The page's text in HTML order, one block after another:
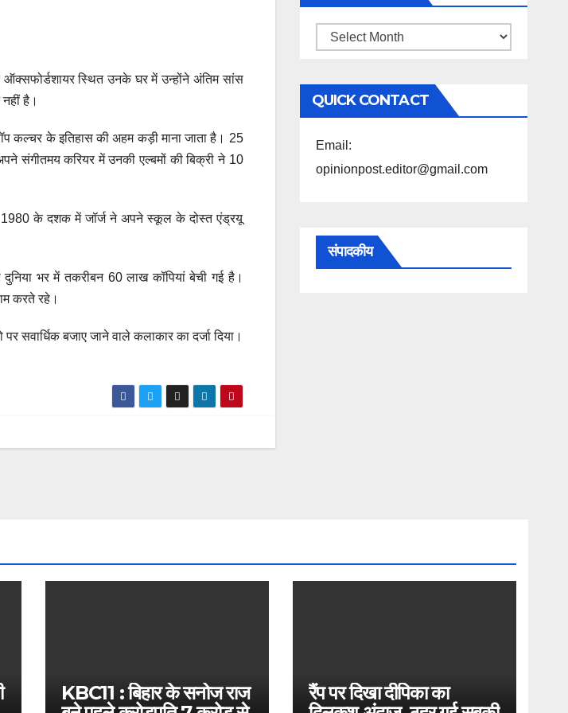
स्थित उनके घर में उन्होंने अंतिम सांस
है।
कल्चर के इतिहास की अहम कड़ी माना जाता है। 25
संगीतमय करियर में उनकी एल्बमों की बिक्री ने 10
1980 के दशक में जॉर्ज ने अपने स्कूल के दोस्त एंड्रयू
भर में तकरीबन 60 लाख कॉपियां बेची गई है।
करते रहे।
सवार्धिक बजाए जाने वाले कलाकार का दर्जा दिया।
महिने
अनुसार
पढ़ें
QUICK CONTACT
Email:
opinionpost.editor@gmail.com
संपादकीय
KBC11 : बिहार के सनोज राज
रैंप पर दिखा दीपिका का